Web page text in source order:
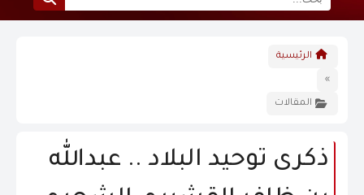
نبذة عن النماص
الرؤية و الرسالة
الاخبار
الرئيسية
»
المقالات
ذكرى توحيد البلاد .. عبدالله